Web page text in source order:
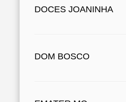
DOCES JOANINHA
DOM BOSCO